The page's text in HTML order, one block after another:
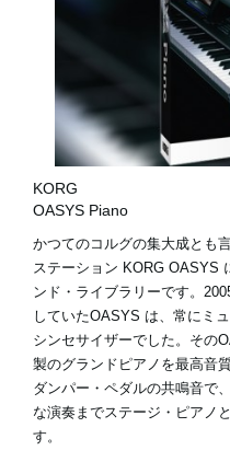
KORG
OASYS Piano
かつてのコルグの集大成とも
ステーション KORG OASYS
ンド・ライブラリーです。
していたOASYS は、常にミ
シンセサイザーでした。その
製のグランドピアノを最高音
ダンパー・ペダルの共鳴音で
な演奏までステージ・ピアノ
す。